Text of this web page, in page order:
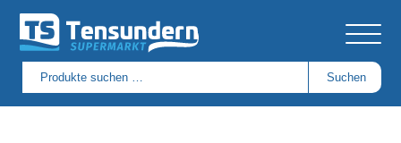
Suchen
nach:
Suchen